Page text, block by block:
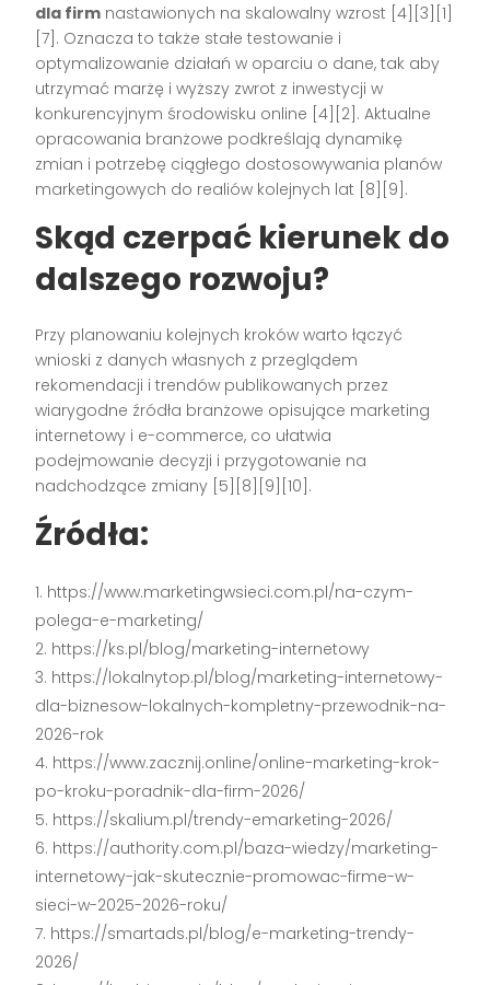
dla firm nastawionych na skalowalny wzrost [4][3][1]
[7]. Oznacza to także stałe testowanie i
optymalizowanie działań w oparciu o dane, tak aby
utrzymać marżę i wyższy zwrot z inwestycji w
konkurencyjnym środowisku online [4][2]. Aktualne
opracowania branżowe podkreślają dynamikę
zmian i potrzebę ciągłego dostosowywania planów
marketingowych do realiów kolejnych lat [8][9].
Skąd czerpać kierunek do
dalszego rozwoju?
Przy planowaniu kolejnych kroków warto łączyć
wnioski z danych własnych z przeglądem
rekomendacji i trendów publikowanych przez
wiarygodne źródła branżowe opisujące marketing
internetowy i e-commerce, co ułatwia
podejmowanie decyzji i przygotowanie na
nadchodzące zmiany [5][8][9][10].
Źródła:
https://www.marketingwsieci.com.pl/na-czym-
polega-e-marketing/
https://ks.pl/blog/marketing-internetowy
https://lokalnytop.pl/blog/marketing-internetowy-
dla-biznesow-lokalnych-kompletny-przewodnik-na-
2026-rok
https://www.zacznij.online/online-marketing-krok-
po-kroku-poradnik-dla-firm-2026/
https://skalium.pl/trendy-emarketing-2026/
https://authority.com.pl/baza-wiedzy/marketing-
internetowy-jak-skutecznie-promowac-firme-w-
sieci-w-2025-2026-roku/
https://smartads.pl/blog/e-marketing-trendy-
2026/